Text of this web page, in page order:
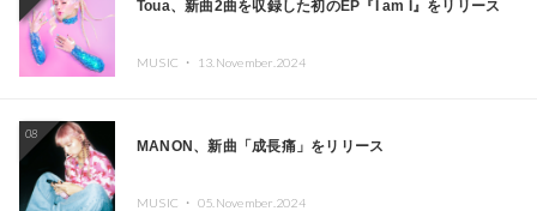
Toua、新曲2曲を収録した初のEP『I am I』をリリース
MUSIC ・ 13.November.2024
08
MANON、新曲「成長痛」をリリース
MUSIC ・ 05.November.2024